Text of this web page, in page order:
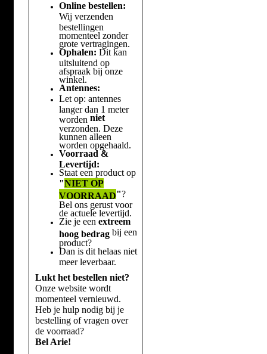
Online bestellen:
Wij verzenden
bestellingen
momenteel zonder
grote vertragingen.
Ophalen: Dit kan
uitsluitend op
afspraak bij onze
winkel.
Antennes:
Let op: antennes
langer dan 1 meter
worden niet
verzonden. Deze
kunnen alleen
worden opgehaald.
Voorraad &
Levertijd:
Staat een product op
"NIET OP
VOORRAAD"?
Bel ons gerust voor
de actuele levertijd.
Zie je een extreem
hoog bedragbij een
product?
Dan is dit helaas niet
meer leverbaar.
Lukt het bestellen niet?
Onze website wordt
momenteel vernieuwd.
Heb je hulp nodig bij je
bestelling of vragen over
de voorraad?
Bel Arie!